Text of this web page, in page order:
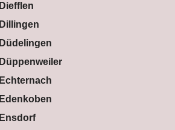
Diefflen
Dillingen
Düdelingen
Düppenweiler
Echternach
Edenkoben
Ensdorf